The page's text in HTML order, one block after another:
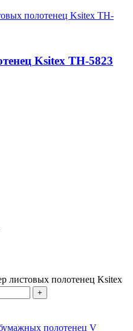
Ksitex TH-5823
листовых полотенец Ksitex